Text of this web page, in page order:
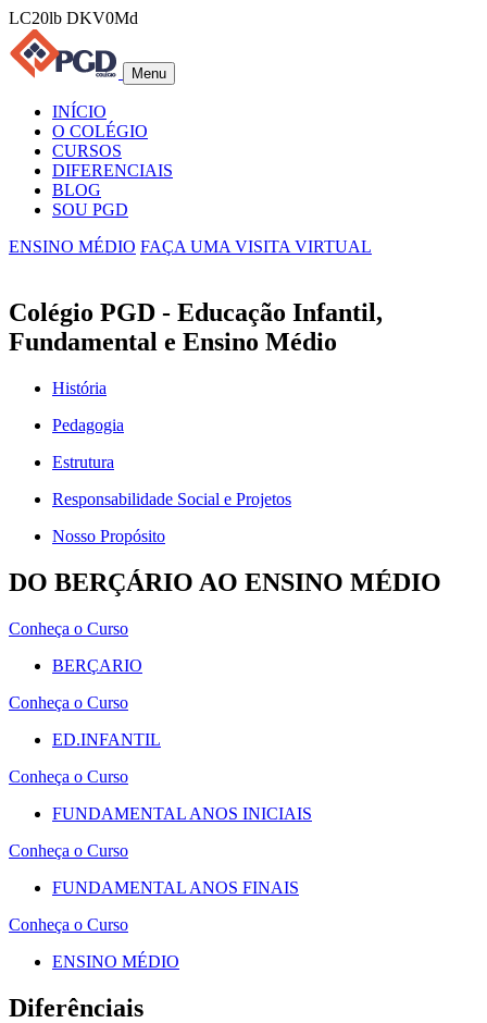
LC20lb DKV0Md
Menu
INÍCIO
O COLÉGIO
CURSOS
DIFERENCIAIS
BLOG
SOU PGD
ENSINO MÉDIO FAÇA UMA VISITA VIRTUAL
Colégio PGD - Educação Infantil,
Fundamental e Ensino Médio
História
Pedagogia
Estrutura
Responsabilidade Social e Projetos
Nosso Propósito
DO BERÇÁRIO AO ENSINO MÉDIO
Conheça o Curso
BERÇARIO
Conheça o Curso
ED.INFANTIL
Conheça o Curso
FUNDAMENTAL ANOS INICIAIS
Conheça o Curso
FUNDAMENTAL ANOS FINAIS
Conheça o Curso
ENSINO MÉDIO
Diferênciais